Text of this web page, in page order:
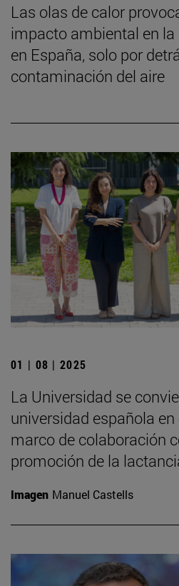
Las olas de calor
impacto ambiental en
en España, solo por
contaminación del aire
01 | 08 | 2025
La Universidad se
universidad española
marco de colaboración
promoción de la
Imagen Manuel Castells